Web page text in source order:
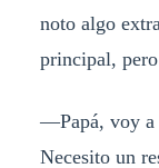
noto algo
principal,
—Papá, voy a
Necesito un